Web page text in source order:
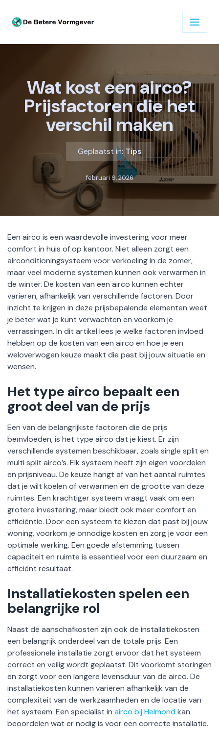
Ga
Wat kost een airco?
Prijsfactoren die het
verschil maken
Geplaatst in: Tips
februari 9, 2026
Een airco is een waardevolle investering voor meer
comfort in huis of op kantoor. Niet alleen zorgt een
airconditioningsysteem voor verkoeling in de zomer,
maar veel moderne systemen kunnen ook verwarmen in
de winter. De kosten van een airco kunnen echter
variëren, afhankelijk van verschillende factoren. Door
inzicht te krijgen in deze prijsbepalende elementen weet
je beter wat je kunt verwachten en voorkom je
verrassingen. In dit artikel lees je welke factoren invloed
hebben op de kosten van een airco en hoe je een
weloverwogen keuze maakt die past bij jouw situatie en
wensen.
Het type airco bepaalt een
groot deel van de prijs
Een van de belangrijkste factoren die de prijs
beïnvloeden, is het type airco dat je kiest. Er zijn
verschillende systemen beschikbaar, zoals single split en
multi split airco’s. Elk systeem heeft zijn eigen voordelen
en prijsniveau. De keuze hangt af van het aantal ruimtes
dat je wilt koelen of verwarmen en de grootte van deze
ruimtes. Een krachtiger systeem vraagt vaak om een
grotere investering, maar biedt ook meer comfort en
efficiëntie. Door een systeem te kiezen dat past bij jouw
woning, voorkom je onnodige kosten en zorg je voor een
optimale werking. Een goede afstemming tussen
capaciteit en ruimte is essentieel voor een duurzaam en
efficiënt resultaat.
Installatiekosten spelen een
belangrijke rol
Naast de aanschafkosten zijn ook de installatiekosten
een belangrijk onderdeel van de totale prijs. Een
professionele installatie zorgt ervoor dat het systeem
correct en veilig wordt geplaatst. Dit voorkomt storingen
en zorgt voor een langere levensduur van de airco. De
installatiekosten kunnen variëren afhankelijk van de
complexiteit van de werkzaamheden en de locatie van
het systeem. Een specialist in airco bij Helmondkan
beoordelen wat er nodig is voor een correcte installatie.